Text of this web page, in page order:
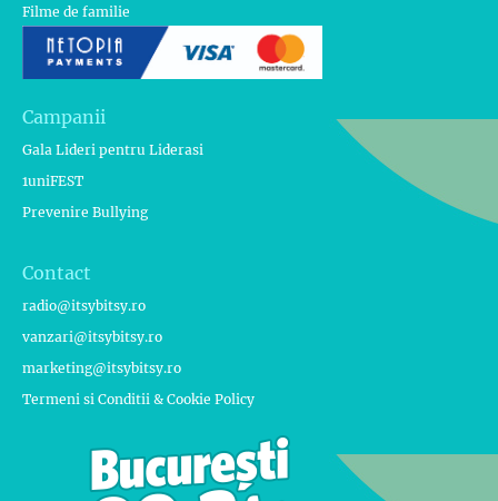
Filme de familie
Campanii
Gala Lideri pentru Liderasi
1uniFEST
Prevenire Bullying
Contact
radio@itsybitsy.ro
vanzari@itsybitsy.ro
marketing@itsybitsy.ro
Termeni si Conditii & Cookie Policy